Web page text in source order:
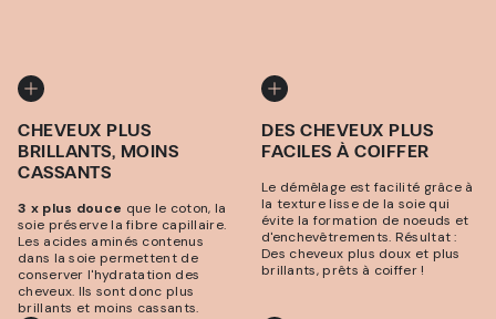
CHEVEUX PLUS
BRILLANTS, MOINS
CASSANTS
3 x plus douce que le coton, la
soie préserve la fibre capillaire.
Les acides aminés contenus
dans la soie permettent de
conserver l'hydratation des
cheveux. Ils sont donc plus
brillants et moins cassants.
DES CHEVEUX PLUS
FACILES À COIFFER
Le démêlage est facilité grâce à
la texture lisse de la soie qui
évite la formation de noeuds et
d'enchevêtrements. Résultat :
Des cheveux plus doux et plus
brillants, prêts à coiffer !